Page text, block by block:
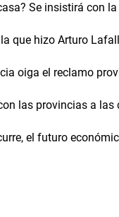
Se insistirá con
que hizo Arturo
oiga el reclamo
las provincias a las
el futuro